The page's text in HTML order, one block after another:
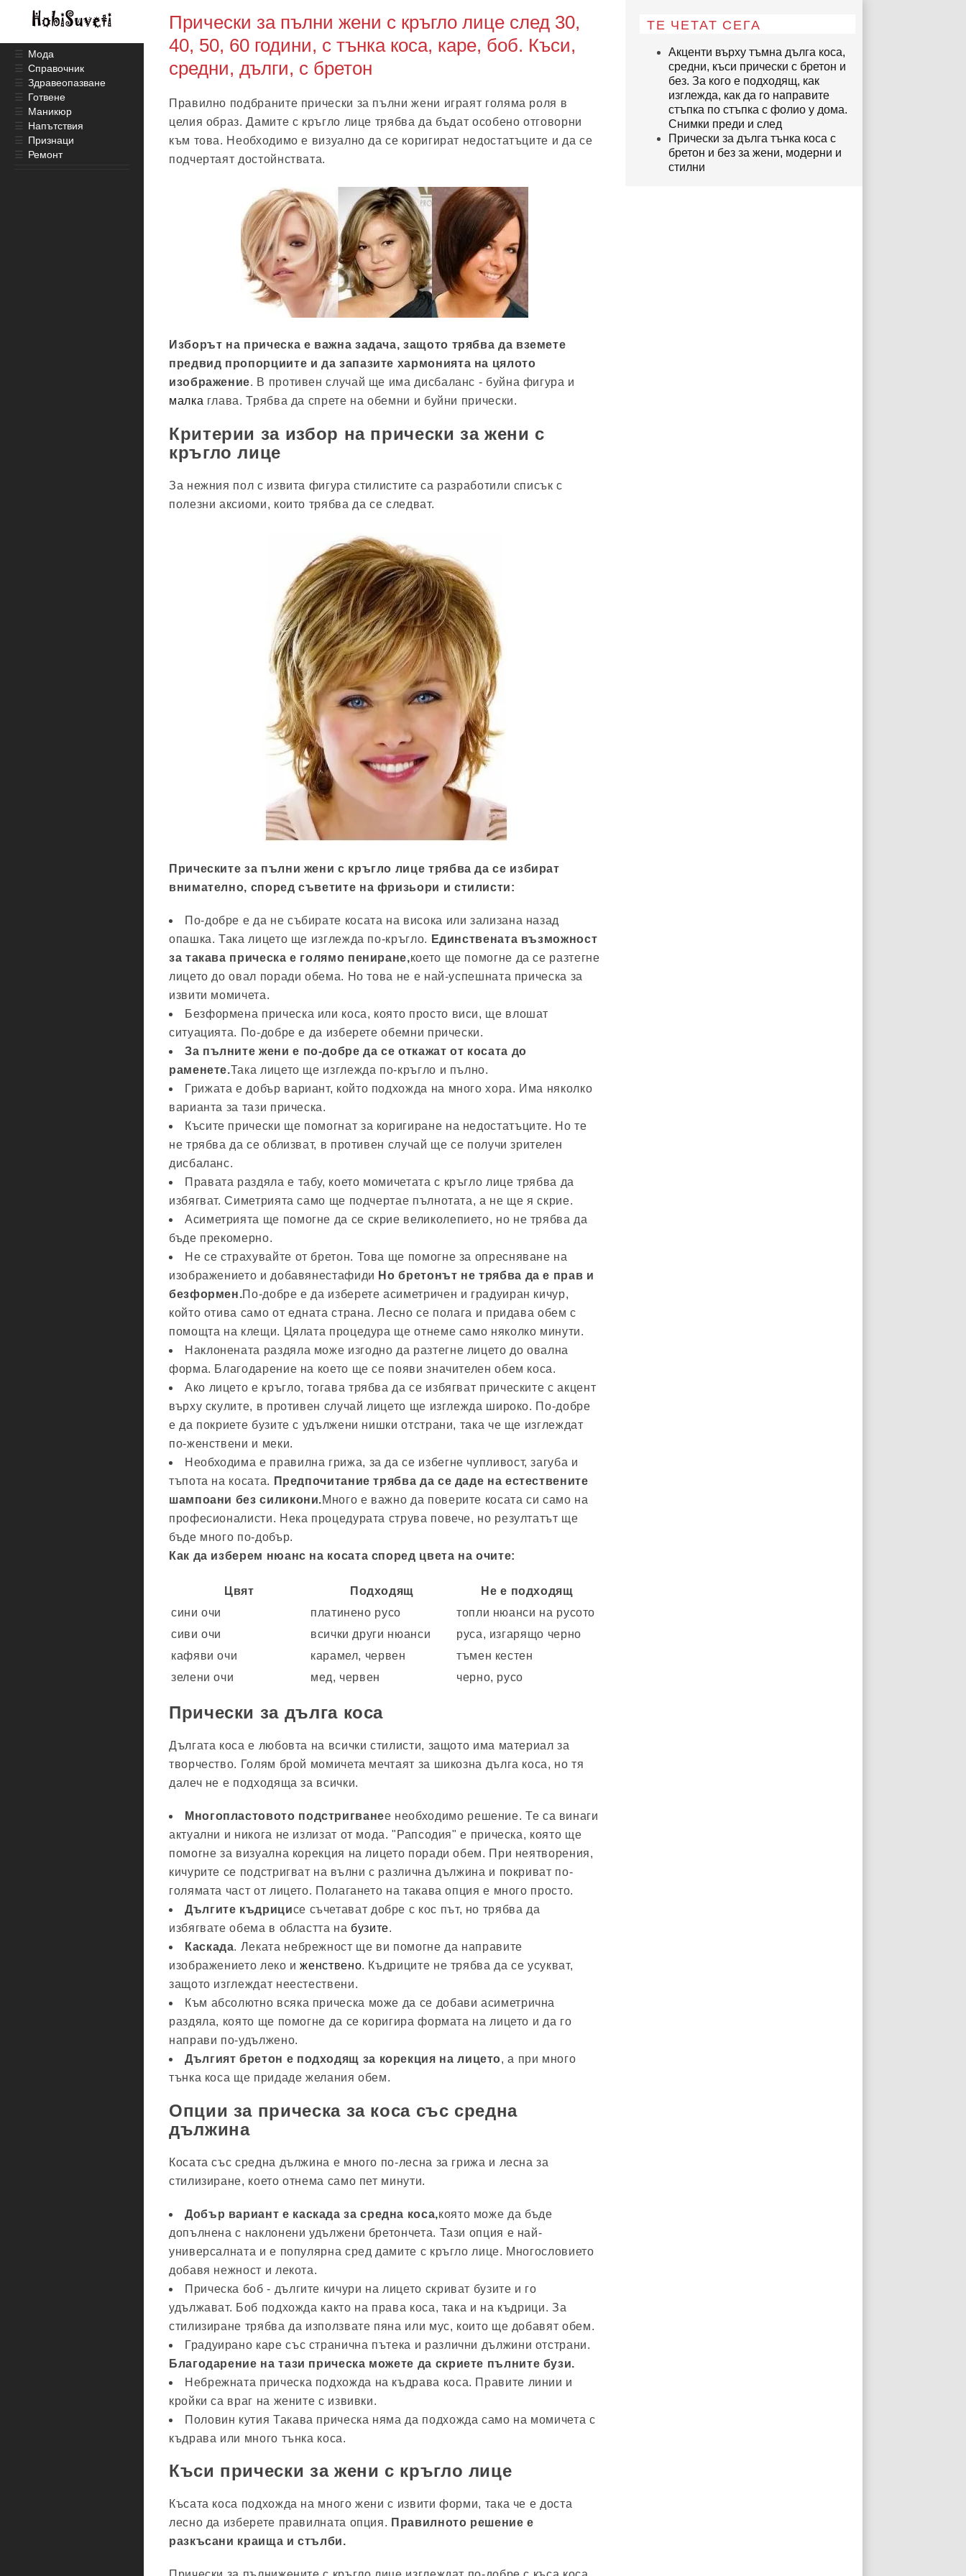
Прически за пълни жени с кръгло лице след 30,
40, 50, 60 години, с тънка коса, каре, боб. Къси,
средни, дълги, с бретон
Правилно подбраните прически за пълни жени играят голяма роля в
целия образ. Дамите с кръгло лице трябва да бъдат особено отговорни
към това. Необходимо е визуално да се коригират недостатъците и да се
подчертаят достойнствата.
Изборът на прическа е важна задача, защото трябва да вземете
предвид пропорциите и да запазите хармонията на цялото
изображение. В противен случай ще има дисбаланс - буйна фигура и
малка глава. Трябва да спрете на обемни и буйни прически.
Критерии за избор на прически за жени с
кръгло лице
За нежния пол с извита фигура стилистите са разработили списък с
полезни аксиоми, които трябва да се следват.
Прическите за пълни жени с кръгло лице трябва да се избират
внимателно, според съветите на фризьори и стилисти:
По-добре е да не събирате косата на висока или зализана назад
опашка. Така лицето ще изглежда по-кръгло. Единствената възможност
за такава прическа е голямо пениране,което ще помогне да се разтегне
лицето до овал поради обема. Но това не е най-успешната прическа за
извити момичета.
Безформена прическа или коса, която просто виси, ще влошат
ситуацията. По-добре е да изберете обемни прически.
За пълните жени е по-добре да се откажат от косата до
раменете.Така лицето ще изглежда по-кръгло и пълно.
Грижата е добър вариант, който подхожда на много хора. Има няколко
варианта за тази прическа.
Късите прически ще помогнат за коригиране на недостатъците. Но те
не трябва да се облизват, в противен случай ще се получи зрителен
дисбаланс.
Правата раздяла е табу, което момичетата с кръгло лице трябва да
избягват. Симетрията само ще подчертае пълнотата, а не ще я скрие.
Асиметрията ще помогне да се скрие великолепието, но не трябва да
бъде прекомерно.
Не се страхувайте от бретон. Това ще помогне за опресняване на
изображението и добавянестафиди Но бретонът не трябва да е прав и
безформен.По-добре е да изберете асиметричен и градуиран кичур,
който отива само от едната страна. Лесно се полага и придава обем с
помощта на клещи. Цялата процедура ще отнеме само няколко минути.
Наклонената раздяла може изгодно да разтегне лицето до овална
форма. Благодарение на което ще се появи значителен обем коса.
Ако лицето е кръгло, тогава трябва да се избягват прическите с акцент
върху скулите, в противен случай лицето ще изглежда широко. По-добре
е да покриете бузите с удължени нишки отстрани, така че ще изглеждат
по-женствени и меки.
Необходима е правилна грижа, за да се избегне чупливост, загуба и
тъпота на косата. Предпочитание трябва да се даде на естествените
шампоани без силикони.Много е важно да поверите косата си само на
професионалисти. Нека процедурата струва повече, но резултатът ще
бъде много по-добър.
Как да изберем нюанс на косата според цвета на очите:
Цвят Подходящ
Не е подходящ
сини очи
платинено русо
топли нюанси на русото
сиви очи
всички други нюанси
руса, изгарящо черно
кафяви очи
карамел, червен
тъмен кестен
зелени очи
мед, червен черно, русо
Прически за дълга коса
Дългата коса е любовта на всички стилисти, защото има материал за
творчество. Голям брой момичета мечтаят за шикозна дълга коса, но тя
далеч не е подходяща за всички.
Многопластовото подстригванее необходимо решение. Те са винаги
актуални и никога не излизат от мода. "Рапсодия" е прическа, която ще
помогне за визуална корекция на лицето поради обем. При неятворения,
кичурите се подстригват на вълни с различна дължина и покриват по-
голямата част от лицето. Полагането на такава опция е много просто.
Дългите къдрицисе съчетават добре с кос път, но трябва да
избягвате обема в областта на бузите.
Каскада. Леката небрежност ще ви помогне да направите
изображението леко иженствено. Къдриците не трябва да се усукват,
защото изглеждат неестествени.
Към абсолютно всяка прическа може да се добави асиметрична
раздяла, която ще помогне да се коригира формата на лицето и да го
направи по-удължено.
Дългият бретон е подходящ за корекция на лицето, а при много
тънка коса ще придаде желания обем.
Опции за прическа за коса със средна
дължина
Косата със средна дължина е много по-лесна за грижа и лесна за
стилизиране, което отнема само пет минути.
Добър вариант е каскада за средна коса,която може да бъде
допълнена с наклонени удължени бретончета. Тази опция е най-
универсалната и е популярна сред дамите с кръгло лице. Многословието
добавя нежност и лекота.
Прическа боб - дългите кичури на лицето скриват бузите и го
удължават. Боб подхожда както на права коса, така и на къдрици. За
стилизиране трябва да използвате пяна или мус, които ще добавят обем.
Градуирано каре със странична пътека и различни дължини отстрани.
Благодарение на тази прическа можете да скриете пълните бузи.
Небрежната прическа подхожда на къдрава коса. Правите линии и
кройки са враг на жените с извивки.
Половин кутия Такава прическа няма да подхожда само на момичета с
къдрава или много тънка коса.
Къси прически за жени с кръгло лице
Късата коса подхожда на много жени с извити форми, така че е доста
лесно да изберете правилната опция. Правилното решение е
разкъсани краища и стълби.
ТЕ ЧЕТАТ СЕГА
Акценти върху тъмна дълга коса,
средни, къси прически с бретон и
без. За кого е подходящ, как
изглежда, как да го направите
стъпка по стъпка с фолио у дома.
Снимки преди и след
Прически за дълга тънка коса с
бретон и без за жени, модерни и
стилни
☰ Мода
☰ Справочник
☰ Здравеопазване
☰ Готвене
☰ Маникюр
☰ Напътствия
☰ Признаци
☰ Ремонт